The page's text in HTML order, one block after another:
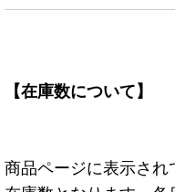
【在庫数について】
商品ページに表示さ